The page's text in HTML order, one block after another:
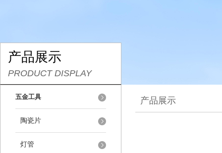
产品展示
PRODUCT DISPLAY
五金工具
陶瓷片
灯管
产品展示